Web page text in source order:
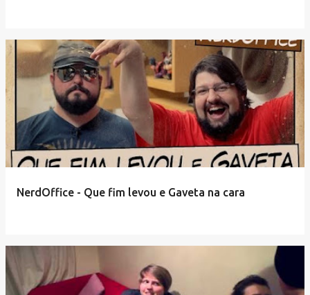
NerdOffice - Que fim levou e Gaveta na cara